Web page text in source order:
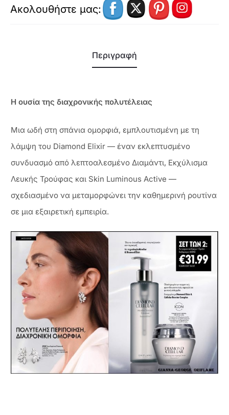
Ακολουθήστε μας:
Περιγραφή
Η ουσία της διαχρονικής πολυτέλειας
Μια ωδή στη σπάνια ομορφιά, εμπλουτισμένη με τη
λάμψη του Diamond Elixir — έναν εκλεπτυσμένο
συνδυασμό από λεπτοαλεσμένο Διαμάντι, Εκχύλισμα
Λευκής Τρούφας και Skin Luminous Active —
σχεδιασμένο να μεταμορφώνει την καθημερινή ρουτίνα
σε μια εξαιρετική εμπειρία.